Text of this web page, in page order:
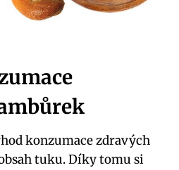
konzumace zdravých
tuku. Díky tomu si